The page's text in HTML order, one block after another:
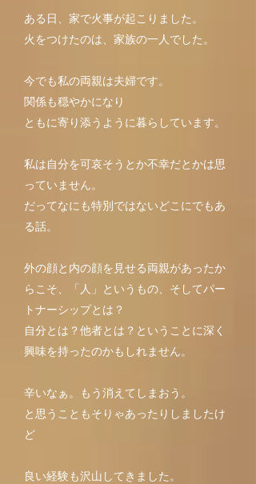
ある日、家で火事が起こりました。
火をつけたのは、家族の一人でした。
今でも私の両親は夫婦です。
関係も穏やかになり
ともに寄り添うように暮らしています。
私は自分を可哀そうとか不幸だとかは思
っていません。
だってなにも特別ではないどこにでもあ
る話。
外の顔と内の顔を見せる両親があったか
らこそ、「人」というもの、そしてパー
トナーシップとは？
自分とは？他者とは？ということに深く
興味を持ったのかもしれません。
辛いなぁ。もう消えてしまおう。
と思うこともそりゃあったりしましたけ
ど
良い経験も沢山してきました。